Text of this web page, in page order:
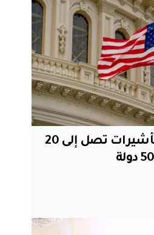
أميركا تقر سندات تأشيرات تصل إلى 20